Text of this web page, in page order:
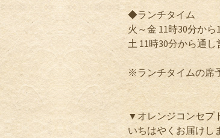
◆ランチタイム
火～金 11時30分から
土 11時30分から通
※ランチタイムの席
▼オレンジコンセプ
いちはやくお届けし